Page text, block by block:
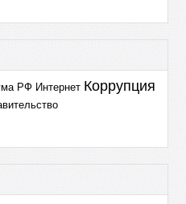
РФ Интернет Коррупция